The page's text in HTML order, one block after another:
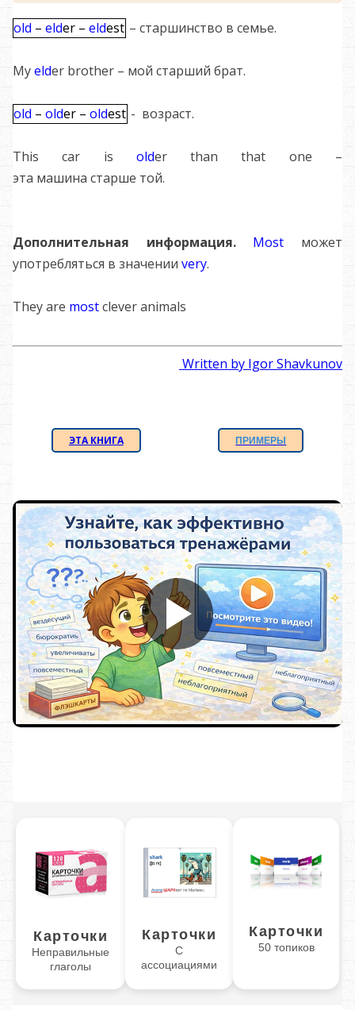
old – elder – eldest – старшинство в семье.
Myelder brother – мой старший брат.
old – older – oldest - возраст.
This car is older than that one –
эта машина старше той.
Дополнительная информация. Most может
употребляться в значении very.
They are mostclever animals
Written by Igor Shavkunov
ЭТА КНИГА ПРИМЕРЫ
Карточки
Неправильные
глаголы
Карточки
С
ассоциациями
Карточки
50 топиков